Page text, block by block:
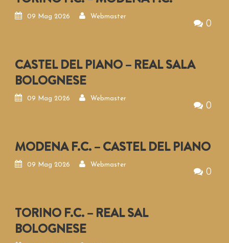
09 Mag 2026 Webmaster
0
CASTEL DEL PIANO – REAL SALA
BOLOGNESE
09 Mag 2026 Webmaster
0
MODENA F.C. – CASTEL DEL PIANO
09 Mag 2026 Webmaster
0
TORINO F.C. – REAL SAL
BOLOGNESE